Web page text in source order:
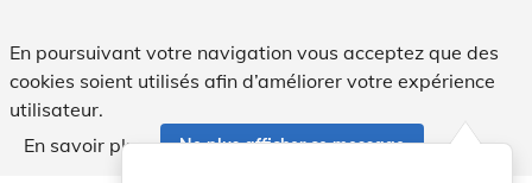
En poursuivant votre navigation vous acceptez que des
cookies soient utilisés afin d’améliorer votre expérience
utilisateur.
En savoir plus
Ne plus afficher ce message